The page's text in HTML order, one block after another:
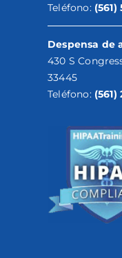
Teléfono: (561)
Despensa de
430 S
33445
Teléfono: (561)